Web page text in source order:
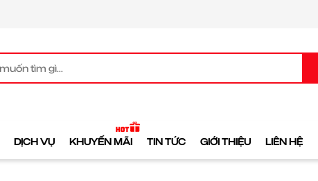
DỊCH VỤ KHUYẾN MÃI TIN TỨC GIỚI THIỆU LIÊN HỆ